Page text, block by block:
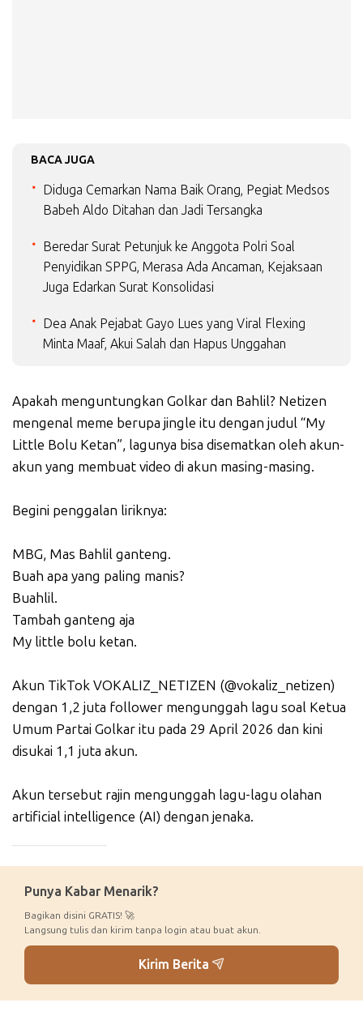
BACA JUGA
Diduga Cemarkan Nama Baik Orang, Pegiat Medsos
Babeh Aldo Ditahan dan Jadi Tersangka
Beredar Surat Petunjuk ke Anggota Polri Soal
Penyidikan SPPG, Merasa Ada Ancaman, Kejaksaan
Juga Edarkan Surat Konsolidasi
Dea Anak Pejabat Gayo Lues yang Viral Flexing
Minta Maaf, Akui Salah dan Hapus Unggahan
Apakah menguntungkan Golkar dan Bahlil? Netizen
mengenal meme berupa jingle itu dengan judul “My
Little Bolu Ketan”, lagunya bisa disematkan oleh akun-
akun yang membuat video di akun masing-masing.
Begini penggalan liriknya:
MBG, Mas Bahlil ganteng.
Buah apa yang paling manis?
Buahlil.
Tambah ganteng aja
My little bolu ketan.
Akun TikTok VOKALIZ_NETIZEN (@vokaliz_netizen)
dengan 1,2 juta follower mengunggah lagu soal Ketua
Umum Partai Golkar itu pada 29 April 2026 dan kini
disukai 1,1 juta akun.
Akun tersebut rajin mengunggah lagu-lagu olahan
artificial intelligence (AI) dengan jenaka.
Punya Kabar Menarik?
Bagikan disini GRATIS! 🚀
Langsung tulis dan kirim tanpa login atau buat akun.
Kirim Berita